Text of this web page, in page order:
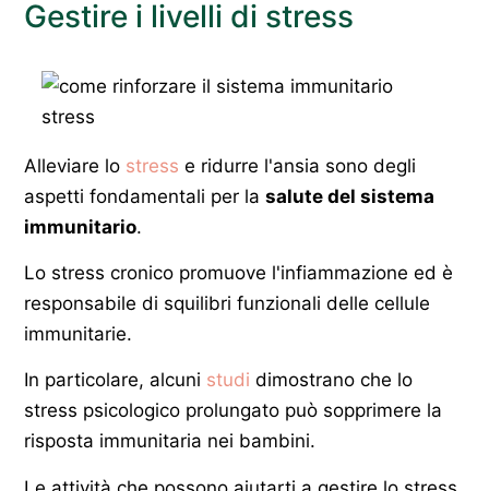
Gestire i livelli di stress
Alleviare lo stress e ridurre l'ansia sono degli
aspetti fondamentali per la salute del sistema
immunitario.
Lo stress cronico promuove l'infiammazione ed è
responsabile di squilibri funzionali delle cellule
immunitarie.
In particolare, alcuni studi dimostrano che lo
stress psicologico prolungato può sopprimere la
risposta immunitaria nei bambini.